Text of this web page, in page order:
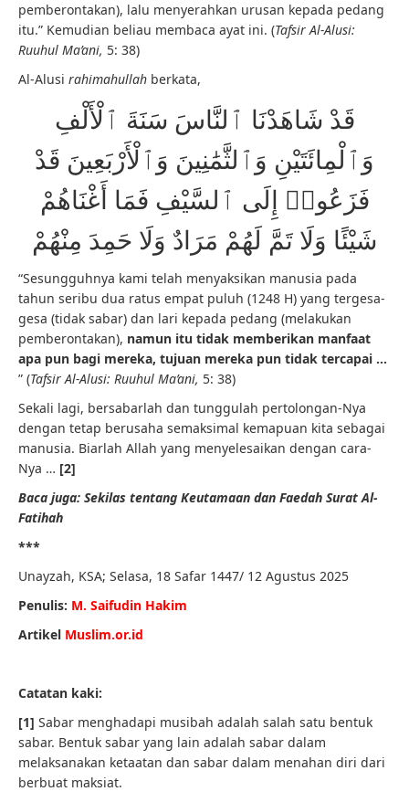
pemberontakan), lalu menyerahkan urusan kepada pedang
itu.” Kemudian beliau membaca ayat ini. (Tafsir Al-Alusi:
Ruuhul Ma’ani, 5: 38)
Al-Alusi rahimahullah berkata,
قَدْ شَاهَدْنَا ٱلنَّاسَ سَنَةَ ٱلْأَلْفِ
وَٱلْمِائَتَيْنِ وَٱلثَّمَٰنِينَ وَٱلْأَرْبَعِينَ قَدْ
فَزَعُوا۟ إِلَى ٱلسَّيْفِ فَمَا أَغْنَاهُمْ
شَيْئًا وَلَا تَمَّ لَهُمْ مَرَادٌ وَلَا حَمِدَ مِنْهُمْ
“Sesungguhnya kami telah menyaksikan manusia pada
tahun seribu dua ratus empat puluh (1248 H) yang tergesa-
gesa (tidak sabar) dan lari kepada pedang (melakukan
pemberontakan), namun itu tidak memberikan manfaat
apa pun bagi mereka, tujuan mereka pun tidak tercapai …
” (Tafsir Al-Alusi: Ruuhul Ma’ani, 5: 38)
Sekali lagi, bersabarlah dan tunggulah pertolongan-Nya
dengan tetap berusaha semaksimal kemapuan kita sebagai
manusia. Biarlah Allah yang menyelesaikan dengan cara-
Nya … [2]
Baca juga: Sekilas tentang Keutamaan dan Faedah Surat Al-
Fatihah
***
Unayzah, KSA; Selasa, 18 Safar 1447/ 12 Agustus 2025
Penulis: M. Saifudin Hakim
Artikel Muslim.or.id
Catatan kaki:
[1] Sabar menghadapi musibah adalah salah satu bentuk
sabar. Bentuk sabar yang lain adalah sabar dalam
melaksanakan ketaatan dan sabar dalam menahan diri dari
berbuat maksiat.